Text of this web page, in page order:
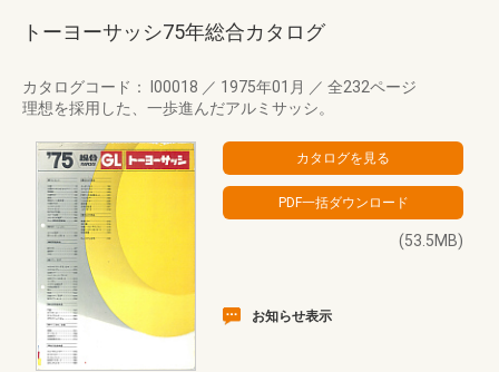
トーヨーサッシ75年総合カタログ
カタログコード： I00018 ／ 1975年01月 ／ 全232ページ
理想を採用した、一歩進んだアルミサッシ。
(53.5MB)
お知らせ表示